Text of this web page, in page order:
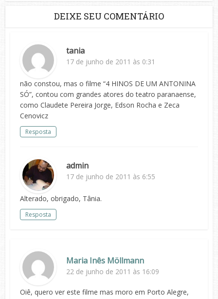
DEIXE SEU COMENTÁRIO
tania
17 de junho de 2011 às 0:31
não constou, mas o filme “4 HINOS DE UM ANTONINA
SÓ”, contou com grandes atores do teatro paranaense,
como Claudete Pereira Jorge, Edson Rocha e Zeca
Cenovicz
Resposta
admin
17 de junho de 2011 às 6:55
Alterado, obrigado, Tânia.
Resposta
Maria Inês Möllmann
22 de junho de 2011 às 16:09
Oiê, quero ver este filme mas moro em Porto Alegre,